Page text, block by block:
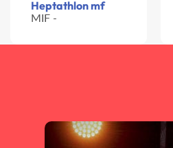
Heptathlon mf
MIF -